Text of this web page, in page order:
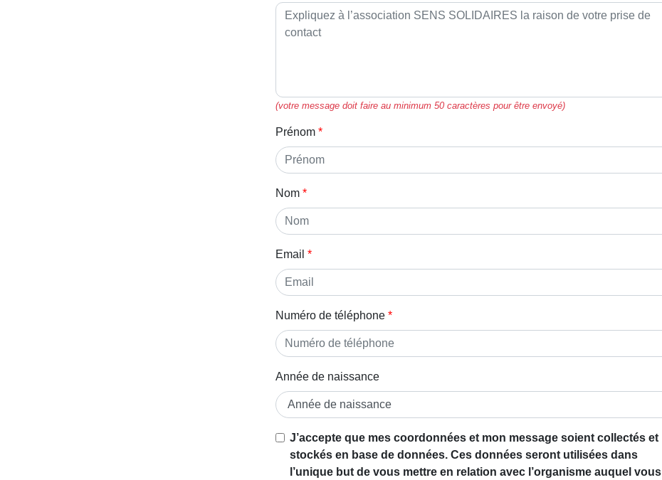
(votre message doit faire au minimum 50 caractères pour être envoyé)
Prénom
Nom
Email
Numéro de téléphone
Année de naissance
J’accepte que mes coordonnées et mon message soient collectés et
stockés en base de données. Ces données seront utilisées dans
l’unique but de vous mettre en relation avec l’organisme auquel vous